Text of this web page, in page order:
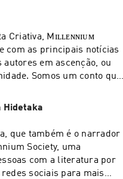
em ascenção, ou
Somos um conto que
#escrita
#criatividade
Hidetaka
que também é o narrador
Society, uma
com a literatura por
sociais para mais